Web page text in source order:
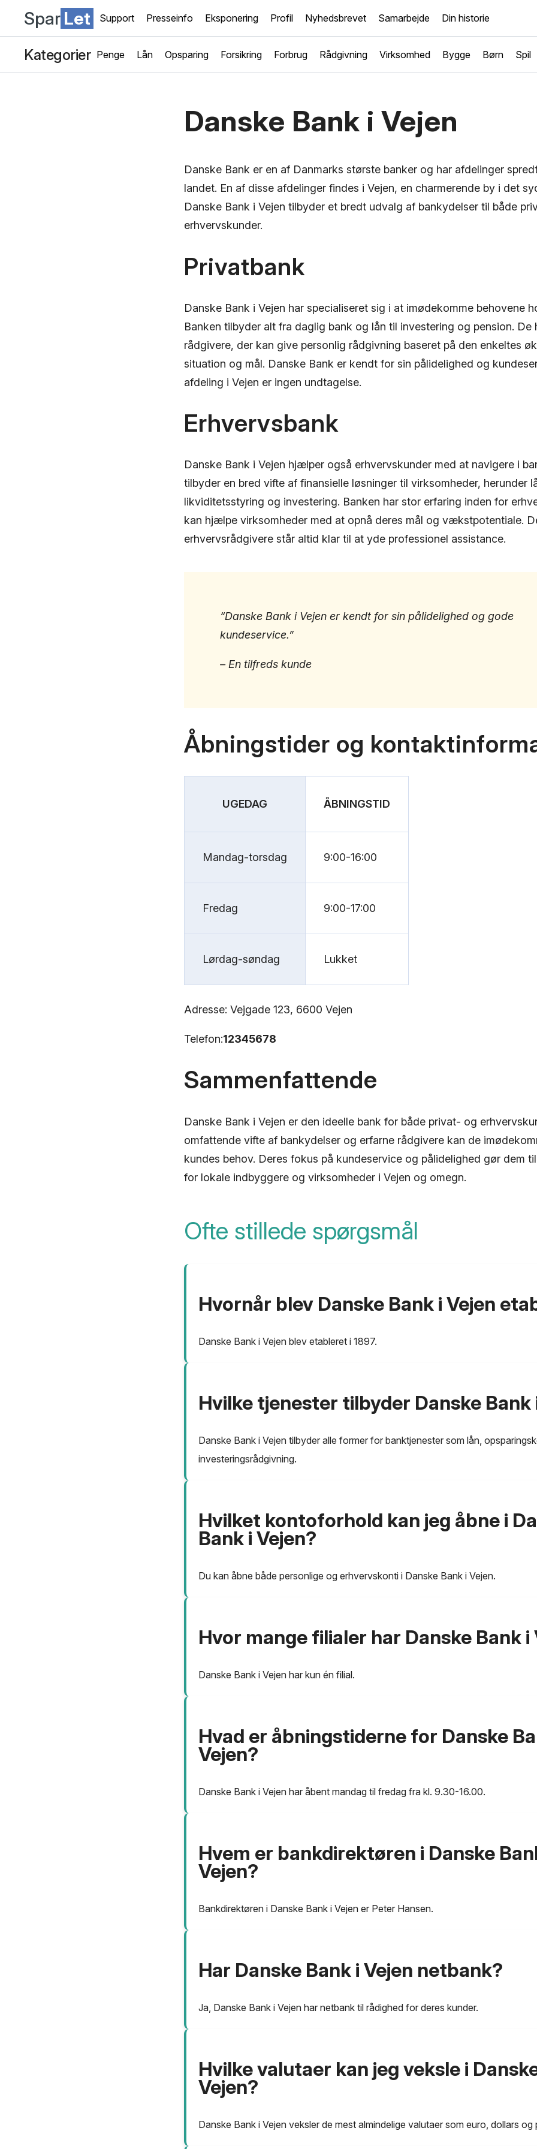
Spar Let Support Presseinfo Eksponering Profil Nyhedsbrevet Samarbejde Din historie
Kategorier Penge Lån Opsparing Forsikring Forbrug Rådgivning Virksomhed Bygge Børn Spil
Danske Bank i Vejen
Danske Bank er en af Danmarks største banker og har afdelinger
landet. En af disse afdelinger findes i Vejen, en charmerende by i det
Danske Bank i Vejen tilbyder et bredt udvalg af bankydelser til både
erhvervskunder.
Privatbank
Danske Bank i Vejen har specialiseret sig i at imødekomme behovene
Banken tilbyder alt fra daglig bank og lån til investering og pension. De
rådgivere, der kan give personlig rådgivning baseret på den enkeltes
situation og mål. Danske Bank er kendt for sin pålidelighed og
afdeling i Vejen er ingen undtagelse.
Erhvervsbank
Danske Bank i Vejen hjælper også erhvervskunder med at navigere i
tilbyder en bred vifte af finansielle løsninger til virksomheder, herunder
likviditetsstyring og investering. Banken har stor erfaring inden for
kan hjælpe virksomheder med at opnå deres mål og vækstpotentiale.
erhvervsrådgivere står altid klar til at yde professionel assistance.
“Danske Bank i Vejen er kendt for sin pålidelighed og gode
kundeservice.”
– En tilfreds kunde
Åbningstider og
UGEDAG ÅBNINGSTID
Mandag-torsdag 9:00-16:00
Fredag 9:00-17:00
Lørdag-søndag Lukket
Adresse: Vejgade 123, 6600 Vejen
Telefon:12345678
Sammenfattende
Danske Bank i Vejen er den ideelle bank for både privat- og
omfattende vifte af bankydelser og erfarne rådgivere kan de
kundes behov. Deres fokus på kundeservice og pålidelighed gør dem
for lokale indbyggere og virksomheder i Vejen og omegn.
Ofte stillede spørgsmål
Hvornår blev Danske Bank i Vejen
Danske Bank i Vejen blev etableret i 1897.
Hvilke tjenester tilbyder Danske Bank
Danske Bank i Vejen tilbyder alle former for banktjenester som lån,
investeringsrådgivning.
Hvilket kontoforhold kan jeg åbne i
Bank i Vejen?
Du kan åbne både personlige og erhvervskonti i Danske Bank i Vejen.
Hvor mange filialer har Danske Bank i
Danske Bank i Vejen har kun én filial.
Hvad er åbningstiderne for Danske
Vejen?
Danske Bank i Vejen har åbent mandag til fredag fra kl. 9.30-16.00.
Hvem er bankdirektøren i Danske
Vejen?
Bankdirektøren i Danske Bank i Vejen er Peter Hansen.
Har Danske Bank i Vejen netbank?
Ja, Danske Bank i Vejen har netbank til rådighed for deres kunder.
Hvilke valutaer kan jeg veksle i
Vejen?
Danske Bank i Vejen veksler de mest almindelige valutaer som euro, dollars og